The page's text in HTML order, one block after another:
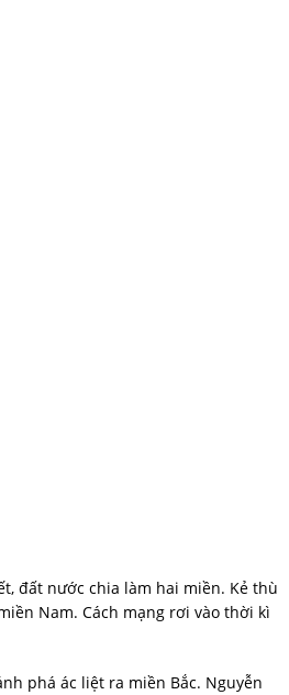
đất nước chia làm hai miền. Kẻ thù
Nam. Cách mạng rơi vào thời kì
phá ác liệt ra miền Bắc. Nguyễn